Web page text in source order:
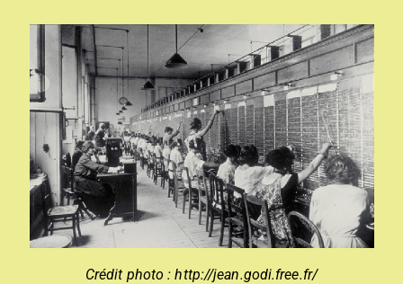
Crédit photo :http://jean.godi.free.fr/